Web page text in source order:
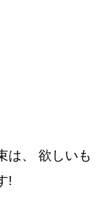
は、 欲しいも
!